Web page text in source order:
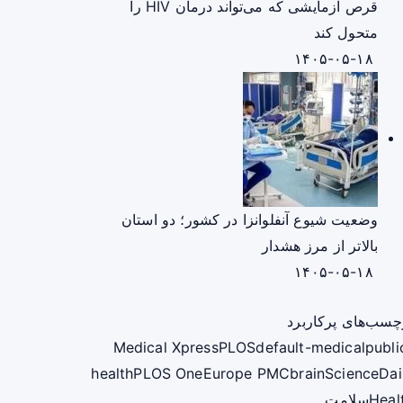
قرص آزمایشی که می‌تواند درمان HIV را
متحول کند
وضعیت شیوع آنفلوانزا در کشور؛ دو استان
بالاتر از مرز هشدار
پرکاربرد
Medical XpressPLOSdefault-medical
healthPLOS OneEurope PMCbrain
سلامت